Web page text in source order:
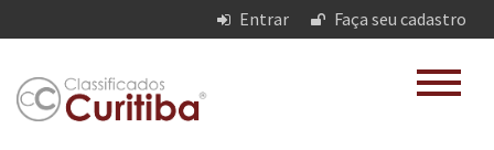
Entrar Faça seu cadastro